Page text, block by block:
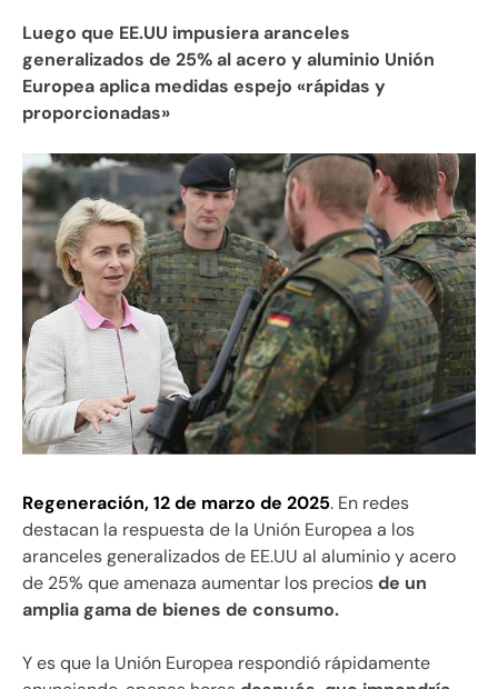
Luego que EE.UU impusiera aranceles
generalizados de 25% al acero y aluminio Unión
Europea aplica medidas espejo «rápidas y
proporcionadas»
Regeneración, 12 de marzo de 2025. En redes
destacan la respuesta de la Unión Europea a los
aranceles generalizados de EE.UU al aluminio y acero
de 25% que amenaza aumentar los preciosde un
amplia gama de bienes de consumo.
Y es que la Unión Europea respondió rápidamente